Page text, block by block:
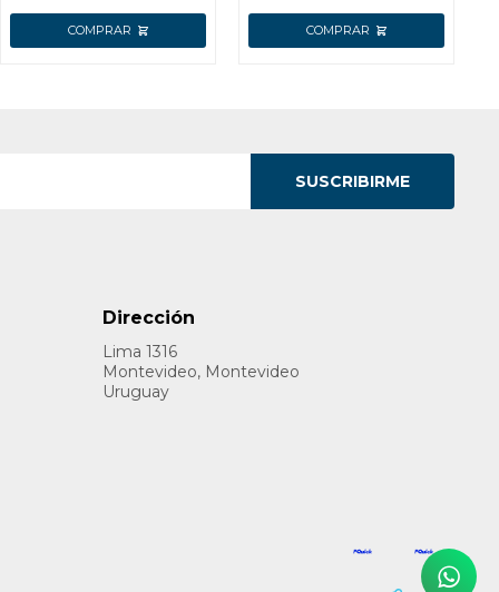
SUSCRIBIRME
Dirección
Lima 1316
Montevideo, Montevideo
Uruguay